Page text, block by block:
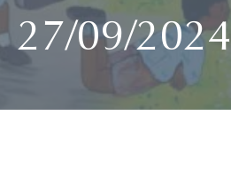
27/09/2024